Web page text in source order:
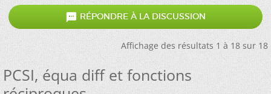
 RÉPONDRE À LA DISCUSSION
Affichage des résultats 1 à 18 sur 18
PCSI, équa diff et fonctions